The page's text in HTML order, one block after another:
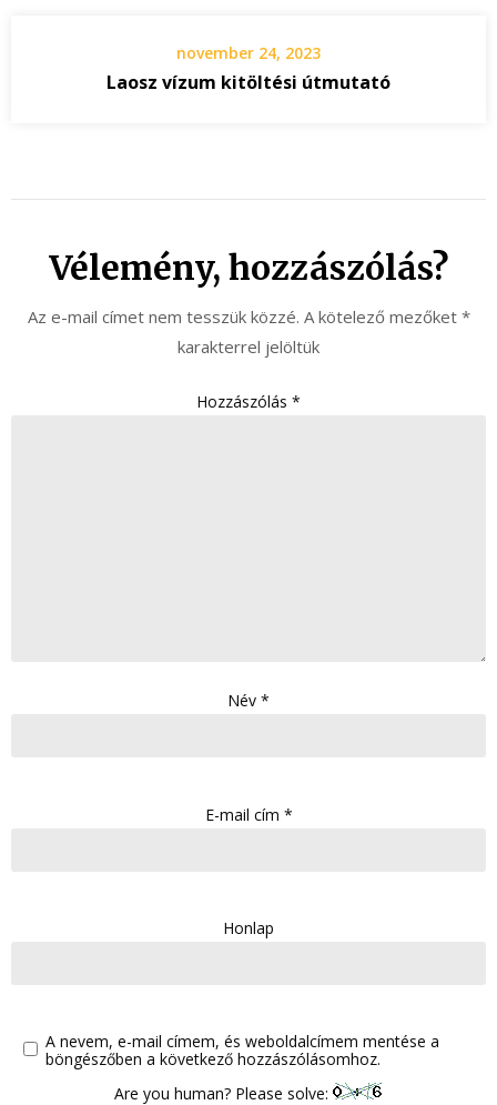
november 24, 2023
Laosz vízum kitöltési útmutató
Vélemény, hozzászólás?
Az e-mail címet nem tesszük közzé. A kötelező mezőket *
karakterrel jelöltük
Hozzászólás *
Név *
E-mail cím *
Honlap
A nevem, e-mail címem, és weboldalcímem mentése a
böngészőben a következő hozzászólásomhoz.
Are you human? Please solve: